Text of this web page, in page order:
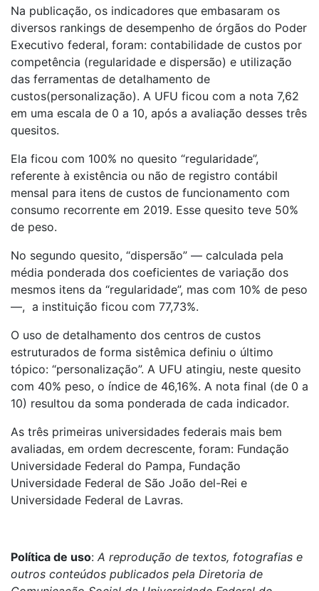
Na publicação, os indicadores que embasaram os
diversos rankings de desempenho de órgãos do Poder
Executivo federal, foram: contabilidade de custos por
competência (regularidade e dispersão) e utilização
das ferramentas de detalhamento de
custos(personalização). A UFU ficou com a nota 7,62
em uma escala de 0 a 10, após a avaliação desses três
quesitos.
Ela ficou com 100% no quesito “regularidade”,
referente à existência ou não de registro contábil
mensal para itens de custos de funcionamento com
consumo recorrente em 2019. Esse quesito teve 50%
de peso.
No segundo quesito, “dispersão” — calculada pela
média ponderada dos coeficientes de variação dos
mesmos itens da “regularidade”, mas com 10% de peso
—, a instituição ficou com 77,73%.
O uso de detalhamento dos centros de custos
estruturados de forma sistêmica definiu o último
tópico: “personalização”. A UFU atingiu, neste quesito
com 40% peso, o índice de 46,16%. A nota final (de 0 a
10) resultou da soma ponderada de cada indicador.
As três primeiras universidades federais mais bem
avaliadas, em ordem decrescente, foram: Fundação
Universidade Federal do Pampa, Fundação
Universidade Federal de São João del-Rei e
Universidade Federal de Lavras.
Política de uso: A reprodução de textos, fotografias e
outros conteúdos publicados pela Diretoria de